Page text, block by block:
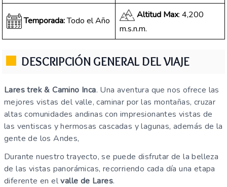
Temporada:Todo el Año
Altitud Max: 4,200
m.s.n.m.
DESCRIPCIÓN GENERAL DEL VIAJE
Lares trek & Camino Inca. Una aventura que nos ofrece las
mejores vistas del valle, caminar por las montañas, cruzar
altas comunidades andinas con impresionantes vistas de
las ventiscas y hermosas cascadas y lagunas, además de la
gente de los Andes,
Durante nuestro trayecto, se puede disfrutar de la belleza
de las vistas panorámicas, recorriendo cada día una etapa
diferente en elvalle de Lares.